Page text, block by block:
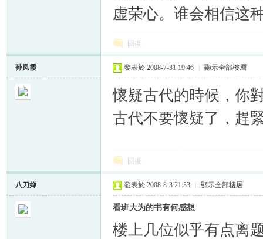
虚荣心。谁会相信这
回復
孙凤霞 發表於 2008-7-31 19:46 顯示全部樓層
懷疑古代的時候，你
古代不要懷疑了，趕
回復
八刀婵 發表於 2008-8-3 21:33 顯示全部樓層
看班大为的书有何感想
楼上几位似乎有点离